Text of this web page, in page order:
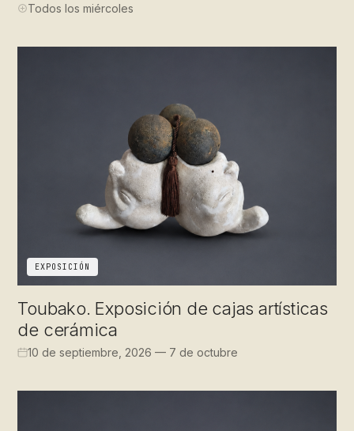
Todos los miércoles
EXPOSICIÓN
Toubako. Exposición de cajas artísticas
de cerámica
10 de septiembre, 2026 — 7 de octubre